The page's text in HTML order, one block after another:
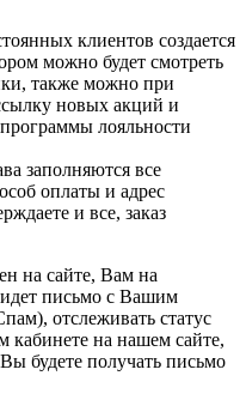
клиентов создается
можно будет смотреть
также можно при
новых акций и
лояльности
заполняются все
оплаты и адрес
и все, заказ
на сайте, Вам на
письмо с Вашим
отслеживать статус
кабинете на нашем сайте,
будете получать письмо